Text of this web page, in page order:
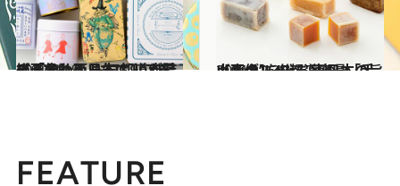
2022.3.19
【画像】西日本エリアを総まとめ！ おいしいが詰まっている！ 47都道府県の「かわいい缶」
グルメ 2021.12.25
【画像】47都道府県「手土産グルメ」 “東日本の旨いもの”を総まとめ
グルメ
FEATURE